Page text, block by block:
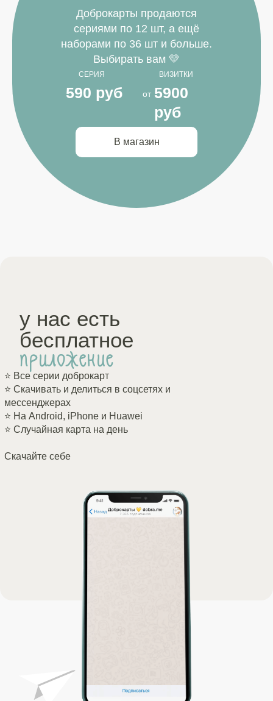
Доброкарты продаются
сериями по 12 шт, а ещё
наборами по 36 шт и больше.
Выбирать вам 💛
СЕРИЯ ВИЗИТКИ
590 руб
5900
руб
от
В магазин
у нас есть
бесплатное
приложение
⭐️ Все серии доброкарт
⭐️ Скачивать и делиться в соцсетях и
мессенджерах
⭐️ На Android, iPhone и Huawei
⭐️ Случайная карта на день
Скачайте себе